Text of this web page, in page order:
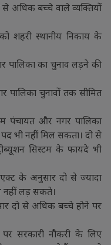
अधिक बच्चे वाले व्यक्तियों
शहरी स्थानीय निकाय के
पालिका का चुनाव लड़ने की
पालिका चुनावों तक सीमित
पंचायत और नगर पालिका
भी नहीं मिल सकता। दो से
सिस्टम के फायदे भी
के अनुसार दो से ज्यादा
नहीं लड़ सकते।
दो से अधिक बच्चे होने पर
सरकारी नौकरी के लिए